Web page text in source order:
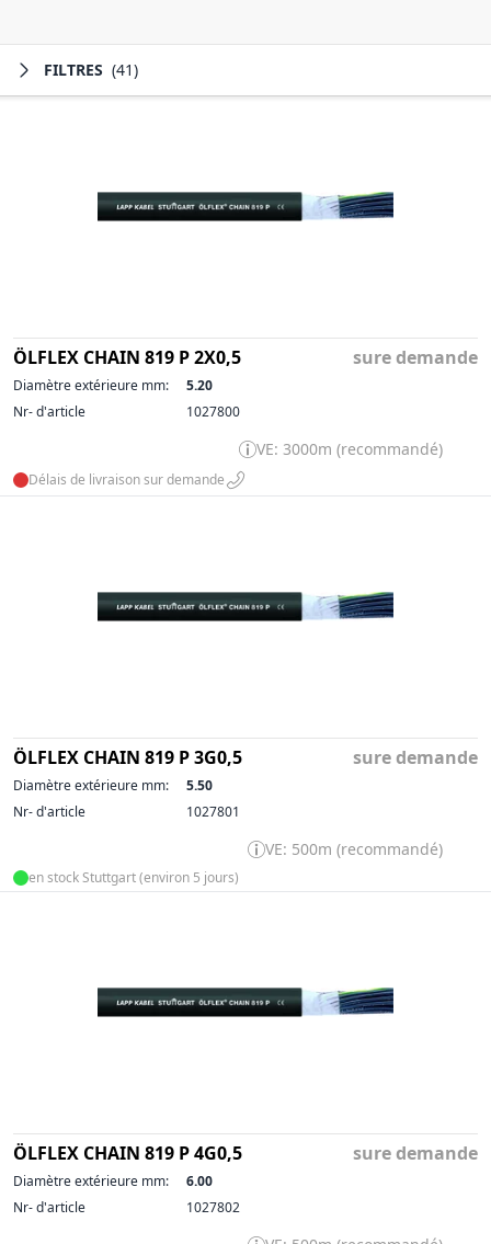
FILTRES (41)
ÖLFLEX CHAIN 819 P 2X0,5 sure demande
Diamètre extérieure mm:
5.20
Nr- d'article
1027800
VE: 3000m (recommandé)
Délais de livraison sur demande
ÖLFLEX CHAIN 819 P 3G0,5 sure demande
Diamètre extérieure mm:
5.50
Nr- d'article
1027801
VE: 500m (recommandé)
en stock Stuttgart (environ 5 jours)
ÖLFLEX CHAIN 819 P 4G0,5 sure demande
Diamètre extérieure mm:
6.00
Nr- d'article
1027802